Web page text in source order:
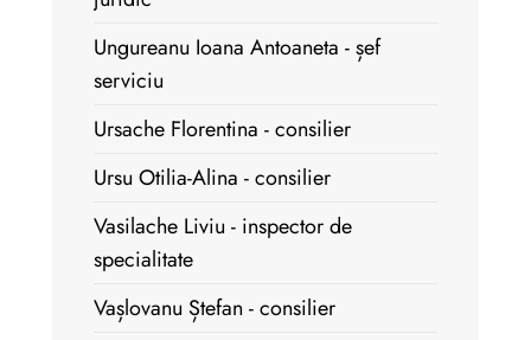
Ungureanu Ioana Antoaneta - șef
serviciu
Ursache Florentina - consilier
Ursu Otilia-Alina - consilier
Vasilache Liviu - inspector de
specialitate
Vașlovanu Ștefan - consilier